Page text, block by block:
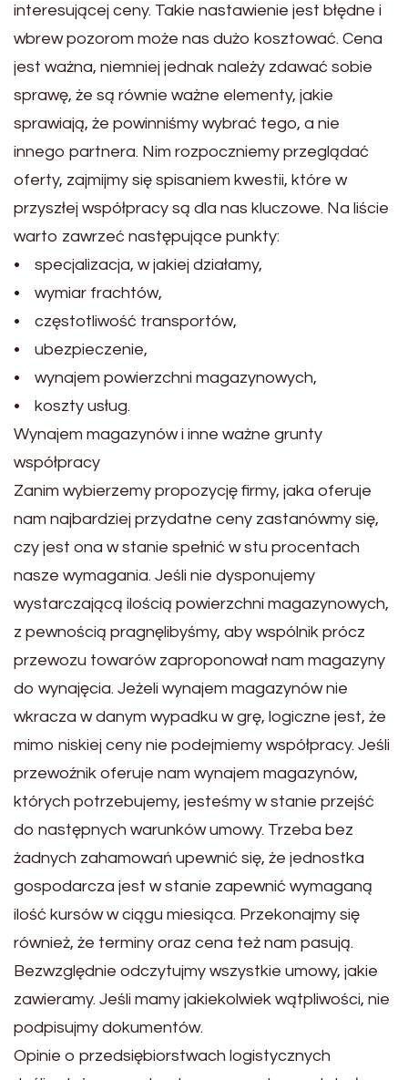
interesującej ceny. Takie nastawienie jest błędne i
wbrew pozorom może nas dużo kosztować. Cena
jest ważna, niemniej jednak należy zdawać sobie
sprawę, że są równie ważne elementy, jakie
sprawiają, że powinniśmy wybrać tego, a nie
innego partnera. Nim rozpoczniemy przeglądać
oferty, zajmijmy się spisaniem kwestii, które w
przyszłej współpracy są dla nas kluczowe. Na liście
warto zawrzeć następujące punkty:
• specjalizacja, w jakiej działamy,
• wymiar frachtów,
• częstotliwość transportów,
• ubezpieczenie,
• wynajem powierzchni magazynowych,
• koszty usług.
Wynajem magazynów i inne ważne grunty
współpracy
Zanim wybierzemy propozycję firmy, jaka oferuje
nam najbardziej przydatne ceny zastanówmy się,
czy jest ona w stanie spełnić w stu procentach
nasze wymagania. Jeśli nie dysponujemy
wystarczającą ilością powierzchni magazynowych,
z pewnością pragnęlibyśmy, aby wspólnik prócz
przewozu towarów zaproponował nam magazyny
do wynajęcia. Jeżeli wynajem magazynów nie
wkracza w danym wypadku w grę, logiczne jest, że
mimo niskiej ceny nie podejmiemy współpracy. Jeśli
przewoźnik oferuje nam wynajem magazynów,
których potrzebujemy, jesteśmy w stanie przejść
do następnych warunków umowy. Trzeba bez
żadnych zahamowań upewnić się, że jednostka
gospodarcza jest w stanie zapewnić wymaganą
ilość kursów w ciągu miesiąca. Przekonajmy się
również, że terminy oraz cena też nam pasują.
Bezwzględnie odczytujmy wszystkie umowy, jakie
zawieramy. Jeśli mamy jakiekolwiek wątpliwości, nie
podpisujmy dokumentów.
Opinie o przedsiębiorstwach logistycznych